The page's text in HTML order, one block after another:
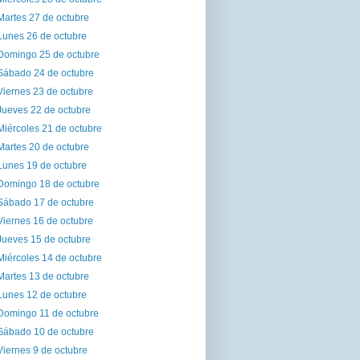
27 de octubre
26 de octubre
25 de octubre
24 de octubre
23 de octubre
22 de octubre
21 de octubre
20 de octubre
19 de octubre
18 de octubre
17 de octubre
16 de octubre
15 de octubre
14 de octubre
13 de octubre
12 de octubre
11 de octubre
10 de octubre
9 de octubre